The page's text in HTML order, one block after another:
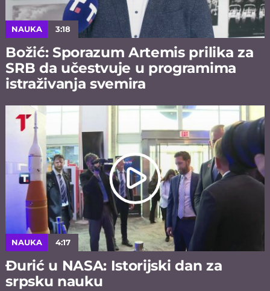
NAUKA 3:18
Božić: Sporazum Artemis prilika za
SRB da učestvuje u programima
istraživanja svemira
NAUKA 4:17
Đurić u NASA: Istorijski dan za
srpsku nauku